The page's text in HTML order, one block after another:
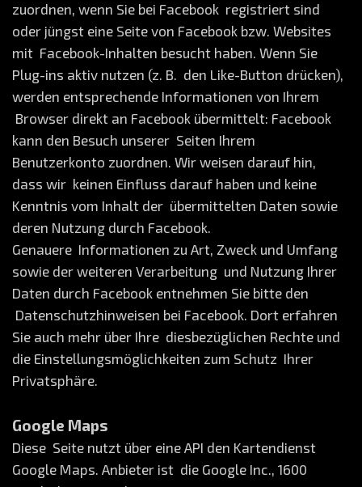
zuordnen, wenn Sie bei Facebook registriert sind
oder jüngst eine Seite von Facebook bzw. Websites
mit Facebook-Inhalten besucht haben. Wenn Sie
Plug-ins aktiv nutzen (z. B. den Like-Button drücken),
werden entsprechende Informationen von Ihrem
Browser direkt an Facebook übermittelt: Facebook
kann den Besuch unserer Seiten Ihrem
Benutzerkonto zuordnen. Wir weisen darauf hin,
dass wir keinen Einfluss darauf haben und keine
Kenntnis vom Inhalt der übermittelten Daten sowie
deren Nutzung durch Facebook.
Genauere Informationen zu Art, Zweck und Umfang
sowie der weiteren Verarbeitung und Nutzung Ihrer
Daten durch Facebook entnehmen Sie bitte den
Datenschutzhinweisen bei Facebook. Dort erfahren
Sie auch mehr über Ihre diesbezüglichen Rechte und
die Einstellungsmöglichkeiten zum Schutz Ihrer
Privatsphäre.
Google Maps
Diese Seite nutzt über eine API den Kartendienst
Google Maps. Anbieter ist die Google Inc., 1600